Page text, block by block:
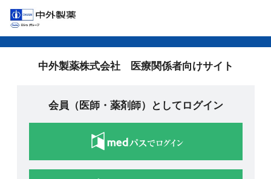
中外製薬株式会社 医療関係者向けサイト
会員（医師・薬剤師）としてログイン